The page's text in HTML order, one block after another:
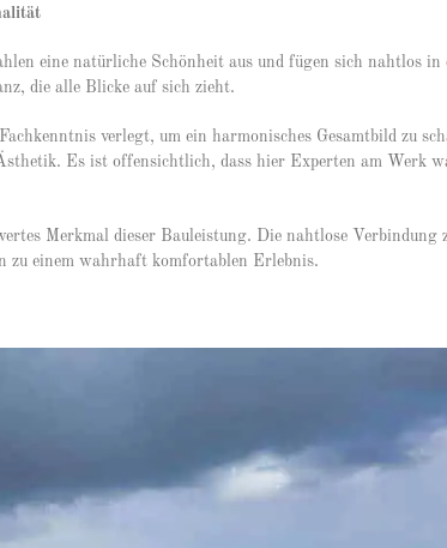
eine natürliche Schönheit aus und fügen sich nahtlos in
die alle Blicke auf sich zieht.
verlegt, um ein harmonisches Gesamtbild zu
Es ist offensichtlich, dass hier Experten am Werk
Merkmal dieser Bauleistung. Die nahtlose Verbindung
zu einem wahrhaft komfortablen Erlebnis.